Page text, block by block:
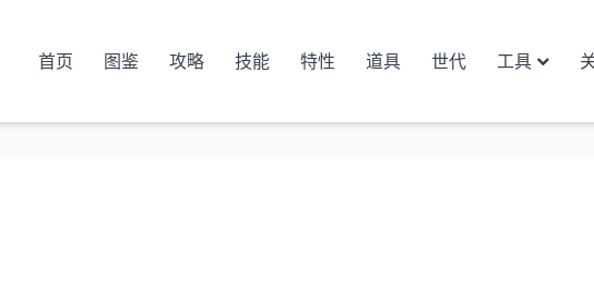
首页 图鉴 攻略 技能 特性 道具 世代 工具